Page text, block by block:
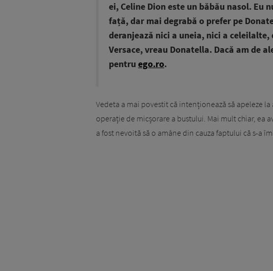
ei, Celine Dion este un băbău nasol. Eu
față, dar mai degrabă o prefer pe
deranjează nici a uneia, nici a
Versace, vreau Donatella. Dacă am de
pentru ego.ro.
Vedeta a mai povestit că intenționează să apeleze
operație de micșorare a bustului. Mai mult chiar, ea
a fost nevoită să o amâne din cauza faptului că s-a